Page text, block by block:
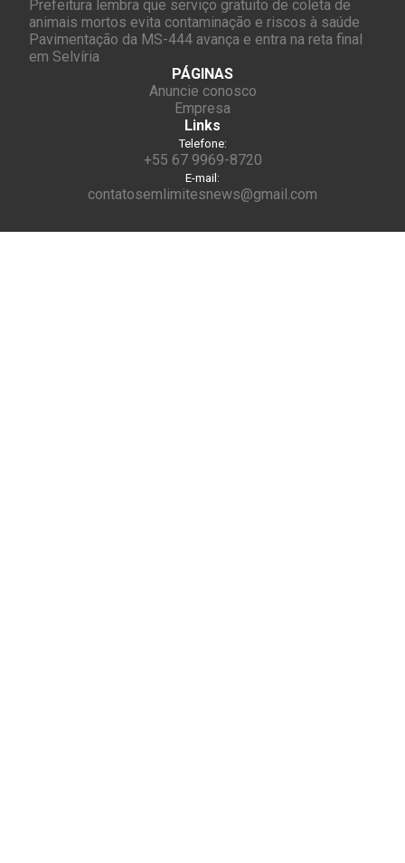
Prefeitura lembra que serviço gratuito de coleta de
animais mortos evita contaminação e riscos à saúde
Pavimentação da MS-444 avança e entra na reta final
em Selvíria
PÁGINAS
Anuncie conosco
Empresa
Links
Telefone:
+55 67 9969-8720
E-mail:
contatosemlimitesnews@gmail.com